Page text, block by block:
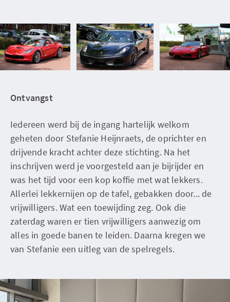
Ontvangst
Iedereen werd bij de ingang hartelijk welkom
geheten door Stefanie Heijnraets, de oprichter en
drijvende kracht achter deze stichting. Na het
inschrijven werd je voorgesteld aan je bijrijder en
was het tijd voor een kop koffie met wat lekkers.
Allerlei lekkernijen op de tafel, gebakken door... de
vrijwilligers. Wat een toewijding zeg. Ook die
zaterdag waren er tien vrijwilligers aanwezig om
alles in goede banen te leiden. Daarna kregen we
van Stefanie een uitleg van de spelregels.